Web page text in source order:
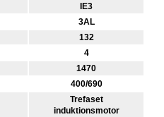
IE3
3AL
132
4
1470
400/690
Trefaset
induktionsmotor